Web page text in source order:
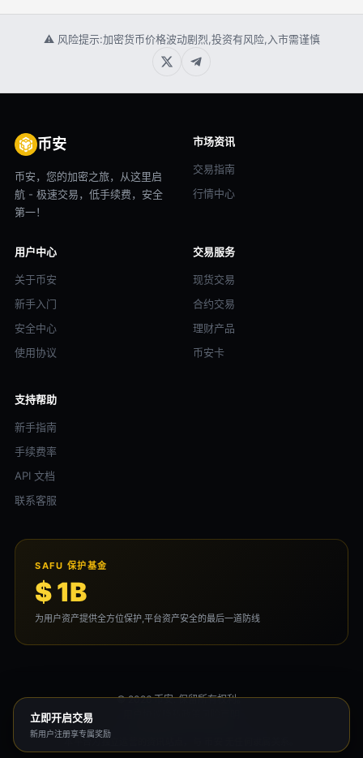
⚠ 风险提示:加密货币价格波动剧烈,投资有风险,入市需谨慎
币安
币安，您的加密之旅，从这里启
航 - 极速交易，低手续费，安全
第一！
市场资讯
交易指南
行情中心
用户中心
关于币安
新手入门
安全中心
使用协议
交易服务
现货交易
合约交易
理财产品
币安卡
支持帮助
新手指南
手续费率
API 文档
联系客服
SAFU 保护基金
$ 1B
为用户资产提供全方位保护,平台资产安全的最后一道防线
© 2026 币安. 保留所有权利。
立即开启交易
新用户注册享专属奖励